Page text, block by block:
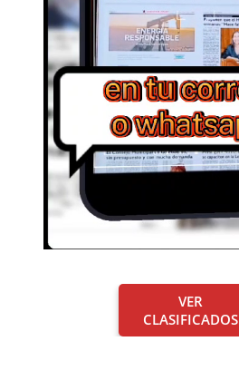
VER
CLASIFICADOS